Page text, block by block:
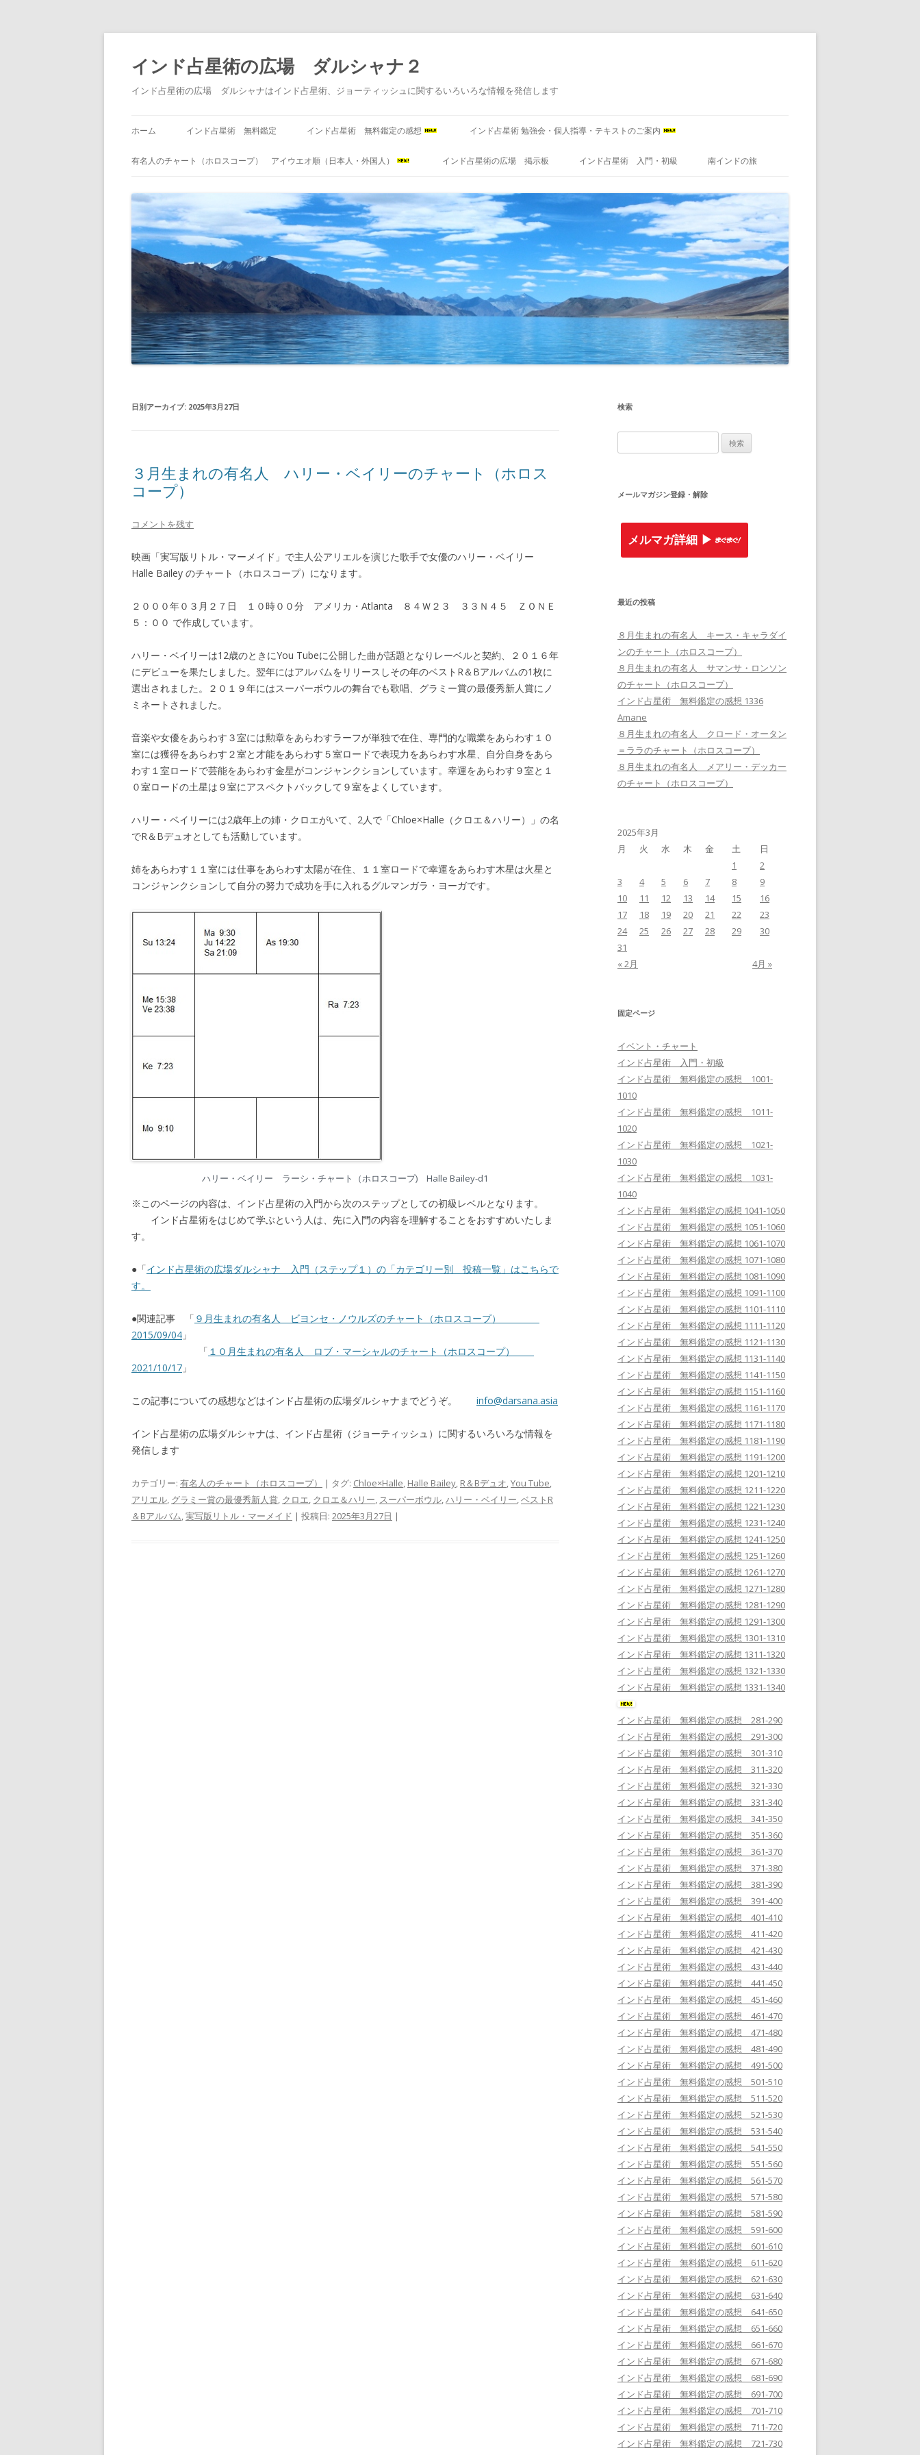
インド占星術の広場 ダルシャナ２
インド占星術の広場 ダルシャナはインド占星術、ジョーティッシュに関するいろいろな情報を発信します
ツ
へ
ッ
プ
ホーム インド占星術 無料鑑定 インド占星術 無料鑑定の感想 インド占星術 勉強会・個人指導・テキストのご案内
有名人のチャート（ホロスコープ） アイウエオ順（日本人・外国人） インド占星術の広場 掲示板 インド占星術 入門・初級 南インドの旅
日別アーカイブ: 2025年3月27日
３月生まれの有名人 ハリー・ベイリーのチャート（ホロス
コープ）
コメントを残す
映画「実写版リトル・マーメイド」で主人公アリエルを演じた歌手で女優のハリー・ベイリー
Halle Bailey のチャート（ホロスコープ）になります。
２０００年０３月２７日 １０時００分 アメリカ・Atlanta ８４Ｗ２３ ３３Ｎ４５ ＺＯＮＥ
５：００ で作成しています。
ハリー・ベイリーは12歳のときにYou Tubeに公開した曲が話題となりレーベルと契約、２０１６年
にデビューを果たしました。翌年にはアルバムをリリースしその年のベストR＆Bアルバムの1枚に
選出されました。２０１９年にはスーパーボウルの舞台でも歌唱、グラミー賞の最優秀新人賞にノ
ミネートされました。
音楽や女優をあらわす３室には勲章をあらわすラーフが単独で在住、専門的な職業をあらわす１０
室には獲得をあらわす２室と才能をあらわす５室ロードで表現力をあらわす水星、自分自身をあら
わす１室ロードで芸能をあらわす金星がコンジャンクションしています。幸運をあらわす９室と１
０室ロードの土星は９室にアスペクトバックして９室をよくしています。
ハリー・ベイリーには2歳年上の姉・クロエがいて、2人で「Chloe×Halle（クロエ＆ハリー）」の名
でR＆Bデュオとしても活動しています。
姉をあらわす１１室には仕事をあらわす太陽が在住、１１室ロードで幸運をあらわす木星は火星と
コンジャンクションして自分の努力で成功を手に入れるグルマンガラ・ヨーガです。
ハリー・ベイリー ラーシ・チャート（ホロスコープ) Halle Bailey-d1
※このページの内容は、インド占星術の入門から次のステップとしての初級レベルとなります。
インド占星術をはじめて学ぶという人は、先に入門の内容を理解することをおすすめいたしま
す。
●「インド占星術の広場ダルシャナ 入門（ステップ１）の「カテゴリー別 投稿一覧」はこちらで
す。
●関連記事 「 ９月生まれの有名人 ビヨンセ・ノウルズのチャート（ホロスコープ）
2015/09/04 」
「 １０月生まれの有名人 ロブ・マーシャルのチャート（ホロスコープ）
2021/10/17 」
この記事についての感想などはインド占星術の広場ダルシャナまでどうぞ。 info@darsana.asia
インド占星術の広場ダルシャナは、インド占星術（ジョーティッシュ）に関するいろいろな情報を
発信します
カテゴリー: 有名人のチャート（ホロスコープ） | タグ: Chloe×Halle Halle Bailey R＆Bデュオ You Tube
アリエル グラミー賞の最優秀新人賞 クロエ クロエ＆ハリー スーパーボウル ハリー・ベイリー ベストR
＆Bアルバム 実写版リトル・マーメイド | 投稿日: 2025年3月27日 |
検索
索
メールマガジン登録・解除
メルマガ詳細 ▶︎
最近の投稿
８月生まれの有名人 キース・キャラダイ
ンのチャート（ホロスコープ）
８月生まれの有名人 サマンサ・ロンソン
のチャート（ホロスコープ）
インド占星術 無料鑑定の感想 1336
Amane
８月生まれの有名人 クロード・オータン
＝ララのチャート（ホロスコープ）
８月生まれの有名人 メアリー・デッカー
のチャート（ホロスコープ）
2025年3月
月
火 水 木 金 土 日
« 2月 4月 »
1
2
3
4 5 6 7 8
9
10
11 12 13 14 15
16
17
18 19 20 21 22
23
24
25 26 27 28 29
30
31
固定ページ
イベント・チャート
インド占星術 入門・初級
インド占星術 無料鑑定の感想 1001-
1010
インド占星術 無料鑑定の感想 1011-
1020
インド占星術 無料鑑定の感想 1021-
1030
インド占星術 無料鑑定の感想 1031-
1040
インド占星術 無料鑑定の感想 1041-1050
インド占星術 無料鑑定の感想 1051-1060
インド占星術 無料鑑定の感想 1061-1070
インド占星術 無料鑑定の感想 1071-1080
インド占星術 無料鑑定の感想 1081-1090
インド占星術 無料鑑定の感想 1091-1100
インド占星術 無料鑑定の感想 1101-1110
インド占星術 無料鑑定の感想 1111-1120
インド占星術 無料鑑定の感想 1121-1130
インド占星術 無料鑑定の感想 1131-1140
インド占星術 無料鑑定の感想 1141-1150
インド占星術 無料鑑定の感想 1151-1160
インド占星術 無料鑑定の感想 1161-1170
インド占星術 無料鑑定の感想 1171-1180
インド占星術 無料鑑定の感想 1181-1190
インド占星術 無料鑑定の感想 1191-1200
インド占星術 無料鑑定の感想 1201-1210
インド占星術 無料鑑定の感想 1211-1220
インド占星術 無料鑑定の感想 1221-1230
インド占星術 無料鑑定の感想 1231-1240
インド占星術 無料鑑定の感想 1241-1250
インド占星術 無料鑑定の感想 1251-1260
インド占星術 無料鑑定の感想 1261-1270
インド占星術 無料鑑定の感想 1271-1280
インド占星術 無料鑑定の感想 1281-1290
インド占星術 無料鑑定の感想 1291-1300
インド占星術 無料鑑定の感想 1301-1310
インド占星術 無料鑑定の感想 1311-1320
インド占星術 無料鑑定の感想 1321-1330
インド占星術 無料鑑定の感想 1331-1340
インド占星術 無料鑑定の感想 281-290
インド占星術 無料鑑定の感想 291-300
インド占星術 無料鑑定の感想 301-310
インド占星術 無料鑑定の感想 311-320
インド占星術 無料鑑定の感想 321-330
インド占星術 無料鑑定の感想 331-340
インド占星術 無料鑑定の感想 341-350
インド占星術 無料鑑定の感想 351-360
インド占星術 無料鑑定の感想 361-370
インド占星術 無料鑑定の感想 371-380
インド占星術 無料鑑定の感想 381-390
インド占星術 無料鑑定の感想 391-400
インド占星術 無料鑑定の感想 401-410
インド占星術 無料鑑定の感想 411-420
インド占星術 無料鑑定の感想 421-430
インド占星術 無料鑑定の感想 431-440
インド占星術 無料鑑定の感想 441-450
インド占星術 無料鑑定の感想 451-460
インド占星術 無料鑑定の感想 461-470
インド占星術 無料鑑定の感想 471-480
インド占星術 無料鑑定の感想 481-490
インド占星術 無料鑑定の感想 491-500
インド占星術 無料鑑定の感想 501-510
インド占星術 無料鑑定の感想 511-520
インド占星術 無料鑑定の感想 521-530
インド占星術 無料鑑定の感想 531-540
インド占星術 無料鑑定の感想 541-550
インド占星術 無料鑑定の感想 551-560
インド占星術 無料鑑定の感想 561-570
インド占星術 無料鑑定の感想 571-580
インド占星術 無料鑑定の感想 581-590
インド占星術 無料鑑定の感想 591-600
インド占星術 無料鑑定の感想 601-610
インド占星術 無料鑑定の感想 611-620
インド占星術 無料鑑定の感想 621-630
インド占星術 無料鑑定の感想 631-640
インド占星術 無料鑑定の感想 641-650
インド占星術 無料鑑定の感想 651-660
インド占星術 無料鑑定の感想 661-670
インド占星術 無料鑑定の感想 671-680
インド占星術 無料鑑定の感想 681-690
インド占星術 無料鑑定の感想 691-700
インド占星術 無料鑑定の感想 701-710
インド占星術 無料鑑定の感想 711-720
インド占星術 無料鑑定の感想 721-730